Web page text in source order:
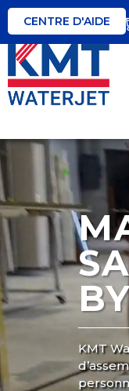
CENTRE D'AIDE
KMT